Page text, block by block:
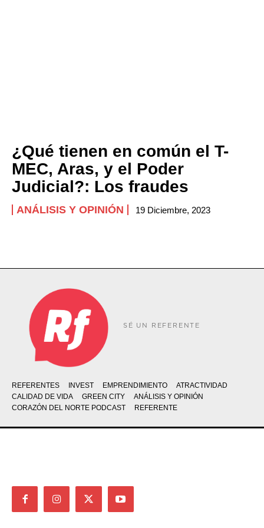
¿Qué tienen en común el T-
MEC, Aras, y el Poder
Judicial?: Los fraudes
ANÁLISIS Y OPINIÓN 19 Diciembre, 2023
SÉ UN REFERENTE
REFERENTES INVEST EMPRENDIMIENTO
ATRACTIVIDAD
CALIDAD DE VIDA
GREEN CITY
ANÁLISIS Y OPINIÓN
CORAZÓN DEL NORTE PODCAST
REFERENTE